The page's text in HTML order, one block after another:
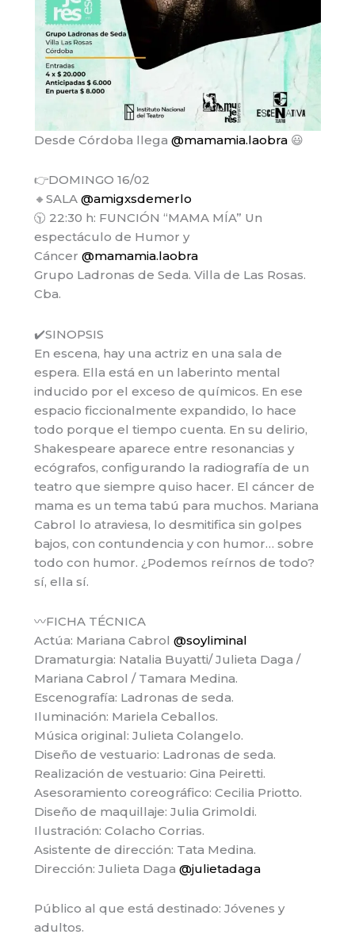
Desde Córdoba llega@mamamia.laobra 😃
👉DOMINGO 16/02
🔸SALA@amigxsdemerlo
🕥 22:30 h: FUNCIÓN “MAMA MÍA” Un
espectáculo de Humor y
Cáncer@mamamia.laobra
Grupo Ladronas de Seda. Villa de Las Rosas.
Cba.
✔️SINOPSIS
En escena, hay una actriz en una sala de
espera. Ella está en un laberinto mental
inducido por el exceso de químicos. En ese
espacio ficcionalmente expandido, lo hace
todo porque el tiempo cuenta. En su delirio,
Shakespeare aparece entre resonancias y
ecógrafos, configurando la radiografía de un
teatro que siempre quiso hacer. El cáncer de
mama es un tema tabú para muchos. Mariana
Cabrol lo atraviesa, lo desmitifica sin golpes
bajos, con contundencia y con humor… sobre
todo con humor. ¿Podemos reírnos de todo?
sí, ella sí.
〰️FICHA TÉCNICA
Actúa: Mariana Cabrol@soyliminal
Dramaturgia: Natalia Buyatti/ Julieta Daga /
Mariana Cabrol / Tamara Medina.
Escenografía: Ladronas de seda.
Iluminación: Mariela Ceballos.
Música original: Julieta Colangelo.
Diseño de vestuario: Ladronas de seda.
Realización de vestuario: Gina Peiretti.
Asesoramiento coreográfico: Cecilia Priotto.
Diseño de maquillaje: Julia Grimoldi.
Ilustración: Colacho Corrias.
Asistente de dirección: Tata Medina.
Dirección: Julieta Daga@julietadaga
Público al que está destinado: Jóvenes y
adultos.